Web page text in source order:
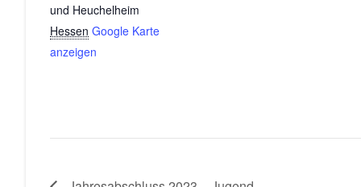
und Heuchelheim
Hessen Google Karte
anzeigen